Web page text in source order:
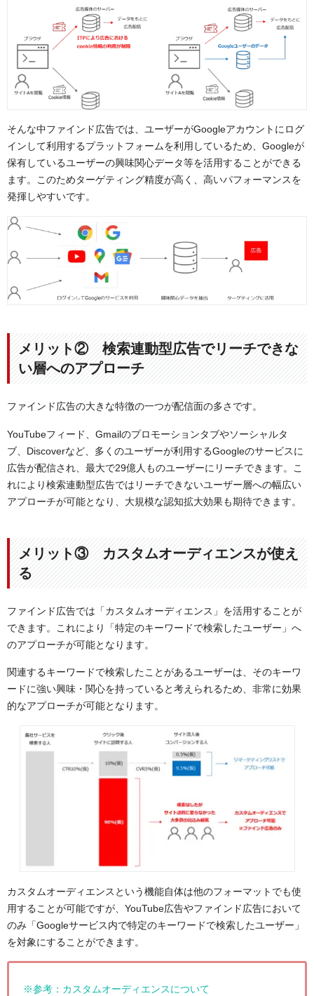
そんな中ファインド広告では、ユーザーがGoogleアカウントにログ
インして利用するプラットフォームを利用しているため、Googleが
保有しているユーザーの興味関心データ等を活用することができる
ます。このためターゲティング精度が高く、高いパフォーマンスを
発揮しやすいです。
メリット② 検索連動型広告でリーチできな
い層へのアプローチ
ファインド広告の大きな特徴の一つが配信面の多さです。
YouTubeフィード、Gmailのプロモーションタブやソーシャルタ
ブ、Discoverなど、多くのユーザーが利用するGoogleのサービスに
広告が配信され、最大で29億人ものユーザーにリーチできます。こ
れにより検索連動型広告ではリーチできないユーザー層への幅広い
アプローチが可能となり、大規模な認知拡大効果も期待できます。
メリット③ カスタムオーディエンスが使え
る
ファインド広告では「カスタムオーディエンス」を活用することが
できます。これにより「特定のキーワードで検索したユーザー」へ
のアプローチが可能となります。
関連するキーワードで検索したことがあるユーザーは、そのキーワ
ードに強い興味・関心を持っていると考えられるため、非常に効果
的なアプローチが可能となります。
カスタムオーディエンスという機能自体は他のフォーマットでも使
用することが可能ですが、YouTube広告やファインド広告において
のみ「Googleサービス内で特定のキーワードで検索したユーザー」
を対象にすることができます。
※参考：カスタムオーディエンスについて